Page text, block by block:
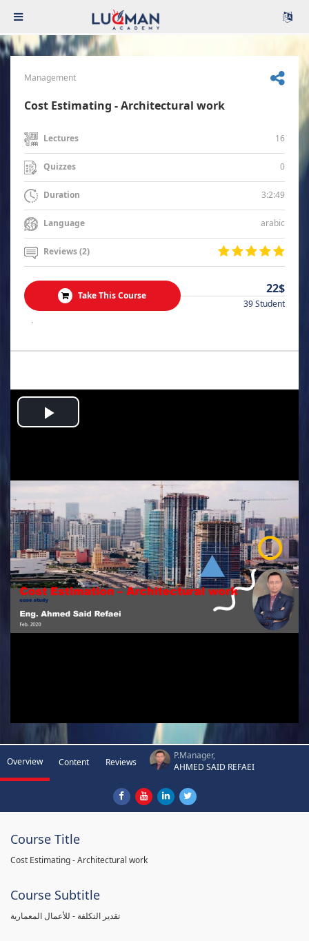
Management
Cost Estimating - Architectural work
Lectures 16
Quizzes 0
Duration 3:2:49
Language arabic
Reviews (2)
Take This Course 22$
39 Student
.
Play
Overview Content Reviews
P.Manager,
AHMED SAID REFAEI
Course Title
Cost Estimating - Architectural work
Course Subtitle
تقدير التكلفة - للأعمال المعمارية